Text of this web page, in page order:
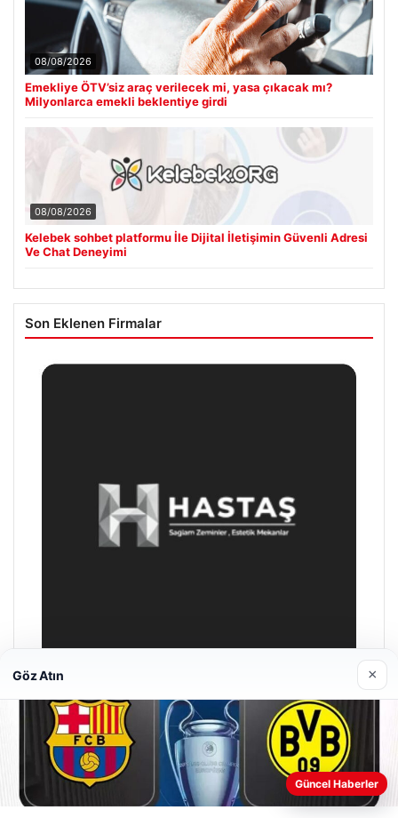
08/08/2026
Emekliye ÖTV’siz araç verilecek mi, yasa çıkacak mı?
Milyonlarca emekli beklentiye girdi
08/08/2026
Kelebek sohbet platformu İle Dijital İletişimin Güvenli Adresi
Ve Chat Deneyimi
Son Eklenen Firmalar
Enes Kaplan Avukatlık Bürosu
04/28/2026
Web sitemizi nasıl kullandığınızı daha iyi anlayabilmek,
Göz Atın ×
Güncel Haberler